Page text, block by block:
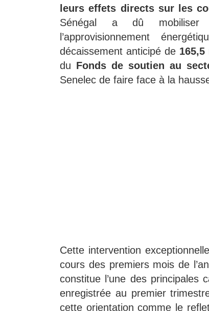
leurs effets directs sur les
Sénégal a dû mobiliser
l’approvisionnement
décaissement anticipé de
du Fonds de soutien au
Senelec de faire face à la
Cette intervention
cours des premiers mois de
constitue l’une des principales
enregistrée au premier
cette orientation comme le reflet